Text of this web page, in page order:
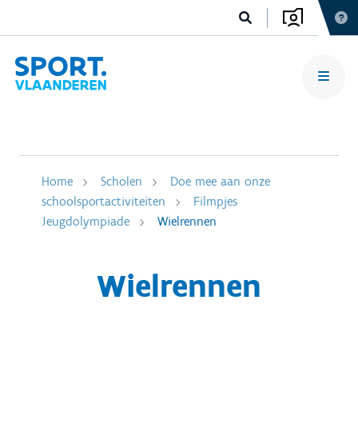
Home Scholen
Doe mee aan onze
schoolsportactiviteiten
Filmpjes
Jeugdolympiade
Wielrennen
Wielrennen